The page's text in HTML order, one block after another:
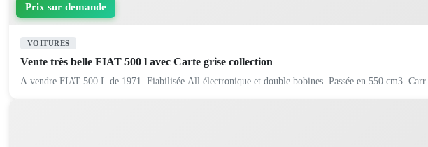
Prix sur demande
VOITURES
Vente très belle FIAT 500 l avec Carte grise collection
A vendre FIAT 500 L de 1971. Fiabilisée All électronique et double bobines.